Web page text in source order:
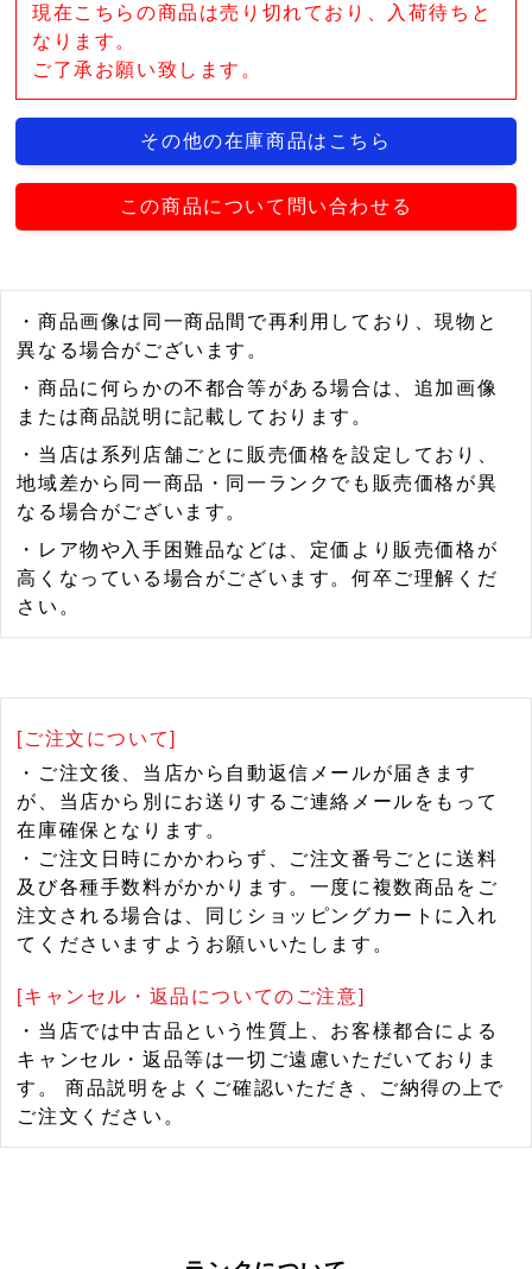
現在こちらの商品は売り切れており、入荷待ちと
なります。
ご了承お願い致します。
その他の在庫商品はこちら
この商品について問い合わせる
・商品画像は同一商品間で再利用しており、現物と
異なる場合がございます。
・商品に何らかの不都合等がある場合は、追加画像
または商品説明に記載しております。
・当店は系列店舗ごとに販売価格を設定しており、
地域差から同一商品・同一ランクでも販売価格が異
なる場合がございます。
・レア物や入手困難品などは、定価より販売価格が
高くなっている場合がございます。何卒ご理解くだ
さい。
[ご注文について]
・ご注文後、当店から自動返信メールが届きます
が、当店から別にお送りするご連絡メールをもって
在庫確保となります。
・ご注文日時にかかわらず、ご注文番号ごとに送料
及び各種手数料がかかります。一度に複数商品をご
注文される場合は、同じショッピングカートに入れ
てくださいますようお願いいたします。
[キャンセル・返品についてのご注意]
・当店では中古品という性質上、お客様都合による
キャンセル・返品等は一切ご遠慮いただいておりま
す。 商品説明をよくご確認いただき、ご納得の上で
ご注文ください。